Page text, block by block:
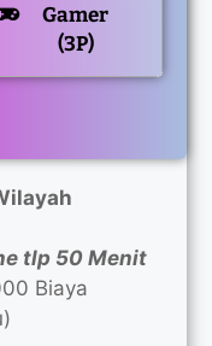
Gamer
(3P)
tlp 50 Menit
Biaya